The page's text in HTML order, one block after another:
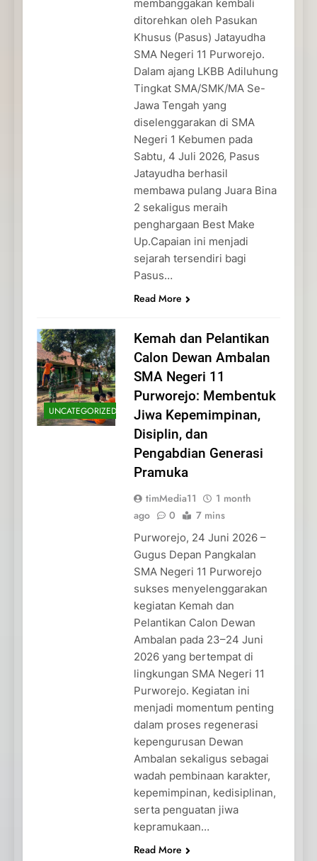
membanggakan kembali
ditorehkan oleh Pasukan
Khusus (Pasus) Jatayudha
SMA Negeri 11 Purworejo.
Dalam ajang LKBB Adiluhung
Tingkat SMA/SMK/MA Se-
Jawa Tengah yang
diselenggarakan di SMA
Negeri 1 Kebumen pada
Sabtu, 4 Juli 2026, Pasus
Jatayudha berhasil
membawa pulang Juara Bina
2 sekaligus meraih
penghargaan Best Make
Up.Capaian ini menjadi
sejarah tersendiri bagi
Pasus…
Read More
UNCATEGORIZED
Kemah dan Pelantikan
Calon Dewan Ambalan
SMA Negeri 11
Purworejo: Membentuk
Jiwa Kepemimpinan,
Disiplin, dan
Pengabdian Generasi
Pramuka
timMedia11
1 month
ago
0 7 mins
Purworejo, 24 Juni 2026 –
Gugus Depan Pangkalan
SMA Negeri 11 Purworejo
sukses menyelenggarakan
kegiatan Kemah dan
Pelantikan Calon Dewan
Ambalan pada 23–24 Juni
2026 yang bertempat di
lingkungan SMA Negeri 11
Purworejo. Kegiatan ini
menjadi momentum penting
dalam proses regenerasi
kepengurusan Dewan
Ambalan sekaligus sebagai
wadah pembinaan karakter,
kepemimpinan, kedisiplinan,
serta penguatan jiwa
kepramukaan…
Read More